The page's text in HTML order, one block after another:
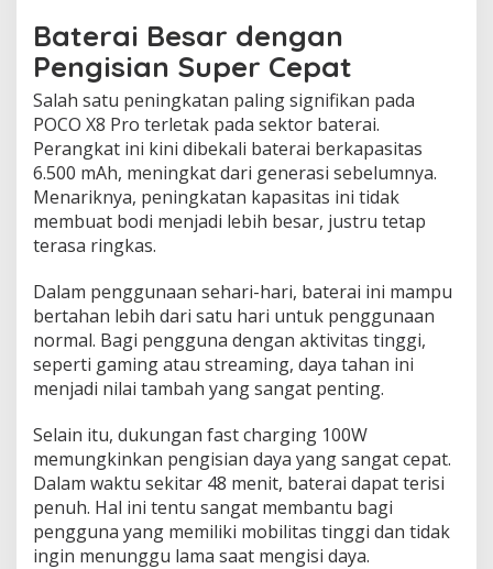
Baterai Besar dengan
Pengisian Super Cepat
Salah satu peningkatan paling signifikan pada
POCO X8 Pro terletak pada sektor baterai.
Perangkat ini kini dibekali baterai berkapasitas
6.500 mAh, meningkat dari generasi sebelumnya.
Menariknya, peningkatan kapasitas ini tidak
membuat bodi menjadi lebih besar, justru tetap
terasa ringkas.
Dalam penggunaan sehari-hari, baterai ini mampu
bertahan lebih dari satu hari untuk penggunaan
normal. Bagi pengguna dengan aktivitas tinggi,
seperti gaming atau streaming, daya tahan ini
menjadi nilai tambah yang sangat penting.
Selain itu, dukungan fast charging 100W
memungkinkan pengisian daya yang sangat cepat.
Dalam waktu sekitar 48 menit, baterai dapat terisi
penuh. Hal ini tentu sangat membantu bagi
pengguna yang memiliki mobilitas tinggi dan tidak
ingin menunggu lama saat mengisi daya.